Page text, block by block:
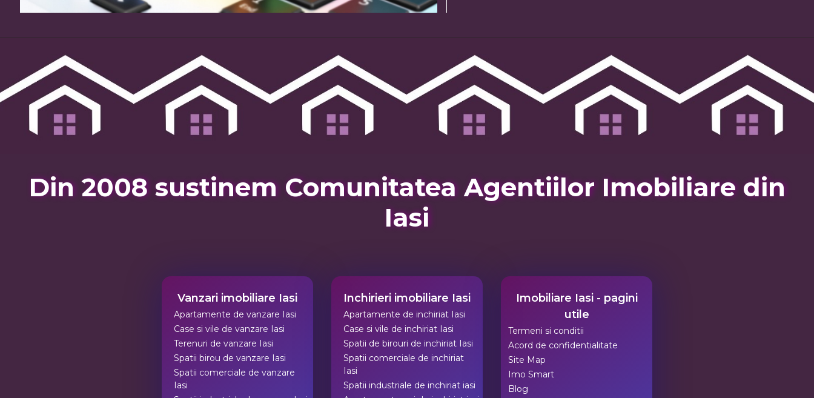
Din 2008 sustinem Comunitatea Agentiilor Imobiliare din
Iasi
Vanzari imobiliare Iasi
Apartamente de vanzare Iasi
Case si vile de vanzare Iasi
Terenuri de vanzare Iasi
Spatii birou de vanzare Iasi
Spatii comerciale de vanzare
Iasi
Inchirieri imobiliare Iasi
Apartamente de inchiriat Iasi
Case si vile de inchiriat Iasi
Spatii de birouri de inchiriat Iasi
Spatii comerciale de inchiriat
Iasi
Spatii industriale de inchiriat iasi
Imobiliare Iasi - pagini
utile
Termeni si conditii
Acord de confidentialitate
Site Map
Imo Smart
Blog